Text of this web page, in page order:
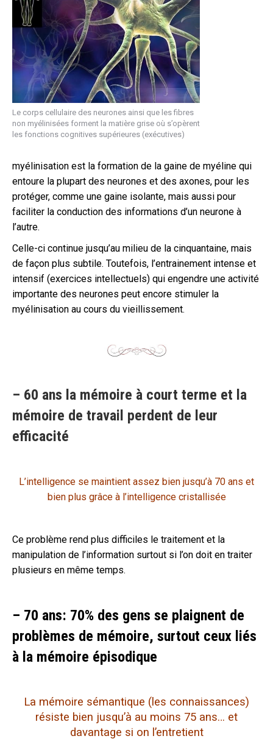
Le corps cellulaire des neurones ainsi que les fibres
non myélinisées forment la matière grise où s’opèrent
les fonctions cognitives supérieures (exécutives)
myélinisation est la formation de la gaine de myéline qui
entoure la plupart des neurones et des axones, pour les
protéger, comme une gaine isolante, mais aussi pour
faciliter la conduction des informations d’un neurone à
l’autre.
Celle-ci continue jusqu’au milieu de la cinquantaine, mais
de façon plus subtile. Toutefois, l’entrainement intense et
intensif (exercices intellectuels) qui engendre une activité
importante des neurones peut encore stimuler la
myélinisation au cours du vieillissement.
– 60 ans la mémoire à court terme et la
mémoire de travail perdent de leur
efficacité
L’intelligence se maintient assez bien jusqu’à 70 ans et
bien plus grâce à l’intelligence cristallisée
Ce problème rend plus difficiles le traitement et la
manipulation de l’information surtout si l’on doit en traiter
plusieurs en même temps.
– 70 ans: 70% des gens se plaignent de
problèmes de mémoire, surtout ceux liés
à la mémoire épisodique
La mémoire sémantique (les connaissances)
résiste bien jusqu’à au moins 75 ans… et
davantage si on l’entretient